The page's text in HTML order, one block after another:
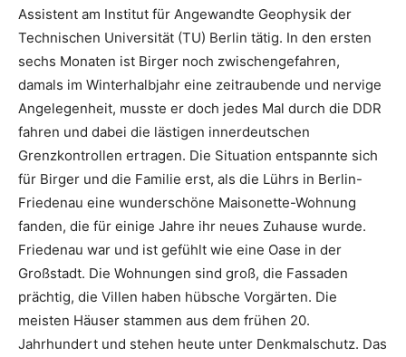
Assistent am Institut für Angewandte Geophysik der
Technischen Universität (TU) Berlin tätig. In den ersten
sechs Monaten ist Birger noch zwischengefahren,
damals im Winterhalbjahr eine zeitraubende und nervige
Angelegenheit, musste er doch jedes Mal durch die DDR
fahren und dabei die lästigen innerdeutschen
Grenzkontrollen ertragen. Die Situation entspannte sich
für Birger und die Familie erst, als die Lührs in Berlin-
Friedenau eine wunderschöne Maisonette-Wohnung
fanden, die für einige Jahre ihr neues Zuhause wurde.
Friedenau war und ist gefühlt wie eine Oase in der
Großstadt. Die Wohnungen sind groß, die Fassaden
prächtig, die Villen haben hübsche Vorgärten. Die
meisten Häuser stammen aus dem frühen 20.
Jahrhundert und stehen heute unter Denkmalschutz. Das